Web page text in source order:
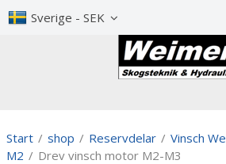
Sverige - SEK
Start / shop / Reservdelar / Vinsch
M2 / Drev vinsch motor M2-M3